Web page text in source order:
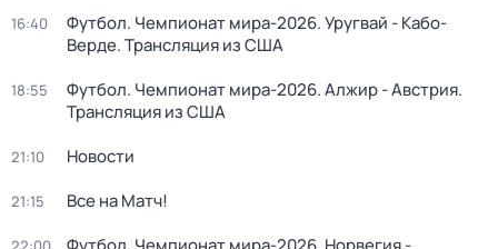
16:40
Футбол. Чемпионат мира-2026. Уругвай - Кабо-
Верде. Трансляция из США
18:55
Футбол. Чемпионат мира-2026. Алжир - Австрия.
Трансляция из США
21:10 Новости
21:15 Все на Матч!